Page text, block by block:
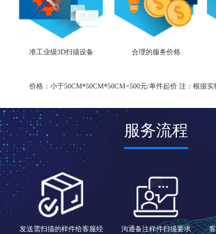
准工业级3D扫描设备 合理的服务价格
价格：小于50CM*50CM*50CM=500元/单件起价 注：根据
服务流程
发送需扫描的样件给客服经
沟通备注样件扫描要求